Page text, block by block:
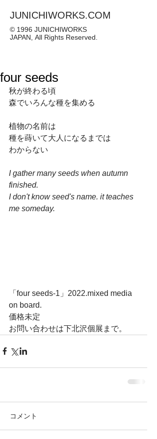
JUNICHIWORKS.COM
© 1996 JUNICHIWORKS
JAPAN, All Rights Reserved.
four seeds
秋が終わる頃
森でいろんな種を集める
植物の名前は
種を蒔いて大人になるまでは
わからない
I gather many seeds when autumn
finished.
I don't know seed's name. it teaches
me someday.
「four seeds-1」2022.mixed media
on board.
価格未定
お問い合わせは下北沢個展まで。
コメント